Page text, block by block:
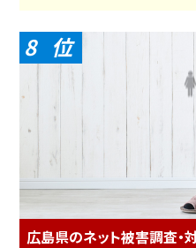
8
広島県のネット被害調査・